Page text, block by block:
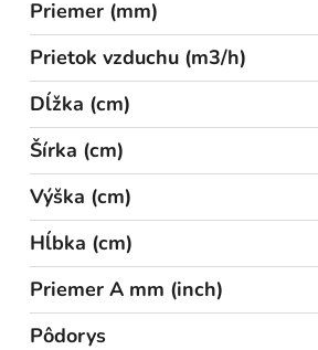
Priemer (mm)
Prietok vzduchu (m3/h)
Dĺžka (cm)
Šírka (cm)
Výška (cm)
Hĺbka (cm)
Priemer A mm (inch)
Pôdorys